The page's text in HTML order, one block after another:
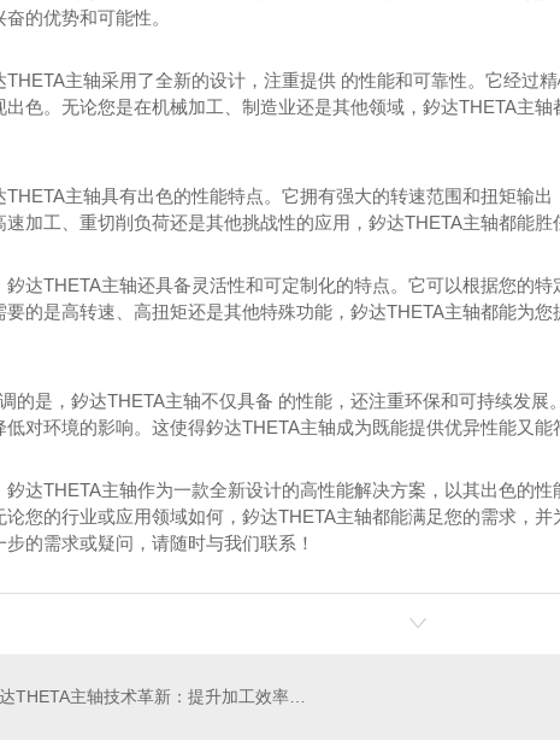
的优势和可能性。
THETA主轴采用了全新的设计，注重提供 的性能和可靠性。它经过
出色。无论您是在机械加工、制造业还是其他领域，釸达THETA主
THETA主轴具有出色的性能特点。它拥有强大的转速范围和扭矩输
加工、重切削负荷还是其他挑战性的应用，釸达THETA主轴都能胜
釸达THETA主轴还具备灵活性和可定制化的特点。它可以根据您的
要的是高转速、高扭矩还是其他特殊功能，釸达THETA主轴都能为
的是，釸达THETA主轴不仅具备 的性能，还注重环保和可持续发
对环境的影响。这使得釸达THETA主轴成为既能提供优异性能又能
釸达THETA主轴作为一款全新设计的高性能解决方案，以其出色的
论您的行业或应用领域如何，釸达THETA主轴都能满足您的需求，
的需求或疑问，请随时与我们联系！
釸达THETA主轴技术革新：提升加工效率的关键因素